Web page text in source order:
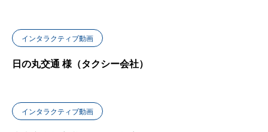
インタラクティブ動画
日の丸交通 様（タクシー会社）
インタラクティブ動画